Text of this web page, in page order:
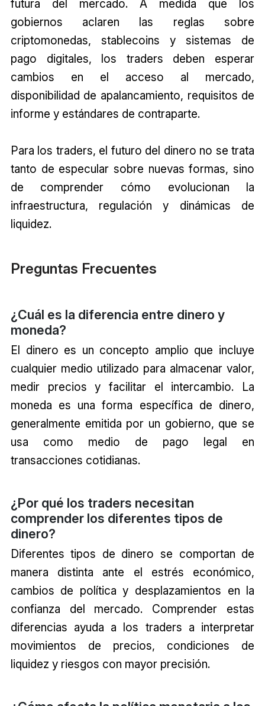
futura del mercado. A medida que los
gobiernos aclaren las reglas sobre
criptomonedas, stablecoins y sistemas de
pago digitales, los traders deben esperar
cambios en el acceso al mercado,
disponibilidad de apalancamiento, requisitos de
informe y estándares de contraparte.
Para los traders, el futuro del dinero no se trata
tanto de especular sobre nuevas formas, sino
de comprender cómo evolucionan la
infraestructura, regulación y dinámicas de
liquidez.
Preguntas Frecuentes
¿Cuál es la diferencia entre dinero y
moneda?
El dinero es un concepto amplio que incluye
cualquier medio utilizado para almacenar valor,
medir precios y facilitar el intercambio. La
moneda es una forma específica de dinero,
generalmente emitida por un gobierno, que se
usa como medio de pago legal en
transacciones cotidianas.
¿Por qué los traders necesitan
comprender los diferentes tipos de
dinero?
Diferentes tipos de dinero se comportan de
manera distinta ante el estrés económico,
cambios de política y desplazamientos en la
confianza del mercado. Comprender estas
diferencias ayuda a los traders a interpretar
movimientos de precios, condiciones de
liquidez y riesgos con mayor precisión.